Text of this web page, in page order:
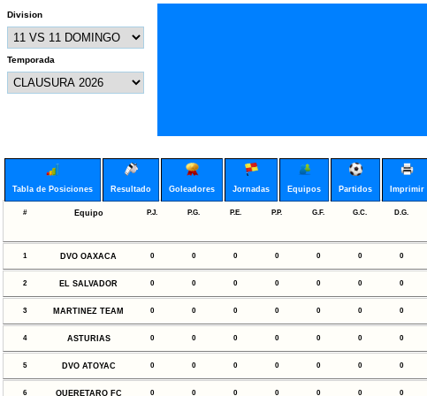
Division
Temporada
Tabla de Posiciones Resultado Goleadores Jornadas Equipos Partidos Imprimir
# Equipo P.J. P.G. P.E. P.P. G.F. G.C. D.G.
1 DVO OAXACA 0 0 0 0 0 0 0
2 EL SALVADOR 0 0 0 0 0 0 0
3 MARTINEZ TEAM 0 0 0 0 0 0 0
4 ASTURIAS 0 0 0 0 0 0 0
5 DVO ATOYAC 0 0 0 0 0 0 0
6 QUERETARO FC 0 0 0 0 0 0 0